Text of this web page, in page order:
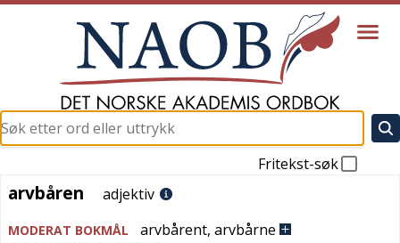
Fritekst-søk
arvbåren
arvbåren adjektiv
MODERAT BOKMÅL arvbårent, arvbårne